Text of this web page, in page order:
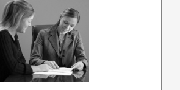
Formation
Recrutement
Accompagnement
Entretiens
RPS